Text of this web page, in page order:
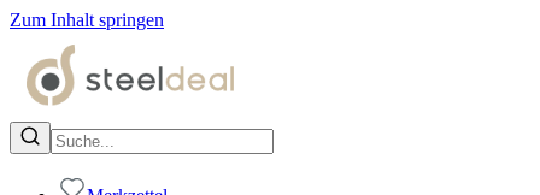
Zum Inhalt springen